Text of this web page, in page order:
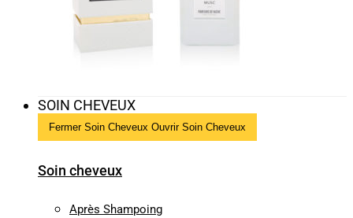
SOIN CHEVEUX
Fermer Soin Cheveux Ouvrir Soin Cheveux
Soin cheveux
Après Shampoing